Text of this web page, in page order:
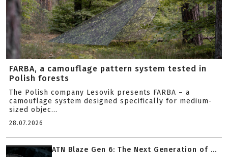
FARBA, a camouflage pattern system tested in
Polish forests
The Polish company Lesovik presents FARBA – a
camouflage system designed specifically for medium-
sized objec...
28.07.2026
ATN Blaze Gen 6: The Next Generation of ...